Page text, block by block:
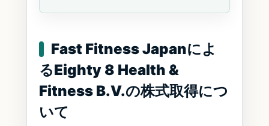
Fast Fitness Japanによ
るEighty 8 Health &
Fitness B.V.の株式取得につ
いて